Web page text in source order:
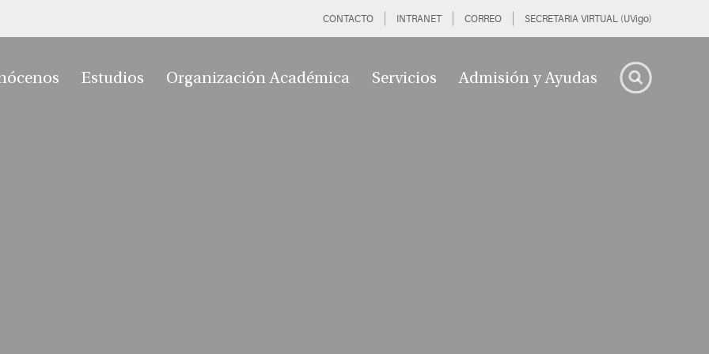
CONTACTO INTRANET CORREO SECRETARIA VIRTUAL (UVigo)
Estudios Organización Académica Servicios Admisión y Ayudas